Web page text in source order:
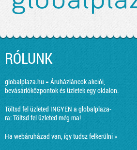
RÓLUNK
globalplaza.hu = Áruházláncok akciói,
bevásárlóközpontok és üzletek egy oldalon.
Töltsd fel üzleted INGYEN a globalplaza-
ra:Töltsd fel üzleted még ma!
Ha webáruházad van, így tudsz felkerülni »